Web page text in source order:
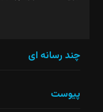
نباید
چند رسانه ای
پیوست